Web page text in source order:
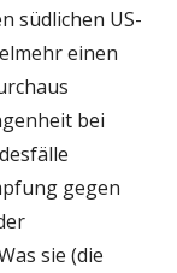
südlichen US-
einen
bei
gegen
sie (die